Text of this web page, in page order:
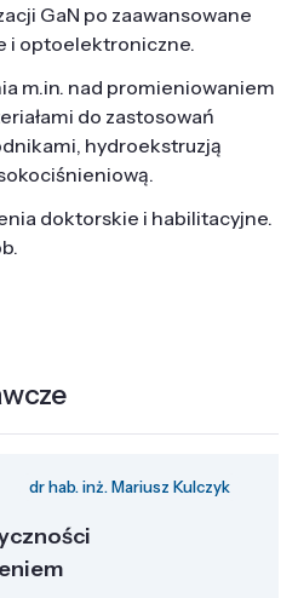
GaN po zaawansowane
i optoelektroniczne.
m.in. nad promieniowaniem
do zastosowań
hydroekstruzją
doktorskie i habilitacyjne.
dr hab. inż. Mariusz Kulczyk